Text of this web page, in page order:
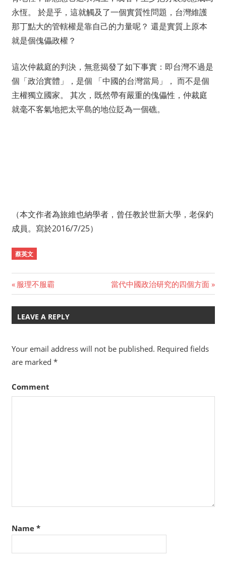
永恆。 於是乎，這就觸及了一個實質性問題，台灣維護
那丁點大的管轄權是靠自己的力量呢？ 還是實質上原本
就是個傀儡政權？
這次仲裁庭的判決，無意揭發了如下事實：即台灣不過是
個「政治實體」，是個 「中國的台灣當局」， 而不是個
主權獨立國家。 其次，既然帶有嚴重的傀儡性，仲裁庭
就毫不客氣地把太平島的地位貶為一個礁。
（本文作者為旅維也納學者，曾任教於世新大學，老保釣
成員。寫於2016/7/25）
蔡英文
Post
navigation
Previous
Post:
服理不服霸
Next
Post:
當代中國政治研究的四個方面
LEAVE A REPLY
Your email address will not be published. Required fields
are marked *
Comment
Name *